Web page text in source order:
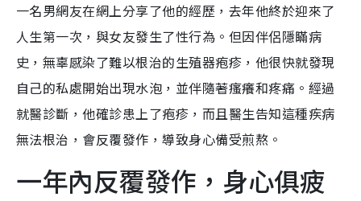
一名男網友在網上分享了他的經歷，去年他終於迎來了
人生第一次，與女友發生了性行為。但因伴侶隱瞞病
史，無辜感染了難以根治的生殖器疱疹，他很快就發現
自己的私處開始出現水泡，並伴隨著瘙癢和疼痛。經過
就醫診斷，他確診患上了疱疹，而且醫生告知這種疾病
無法根治，會反覆發作，導致身心備受煎熬。
一年內反覆發作，身心俱疲